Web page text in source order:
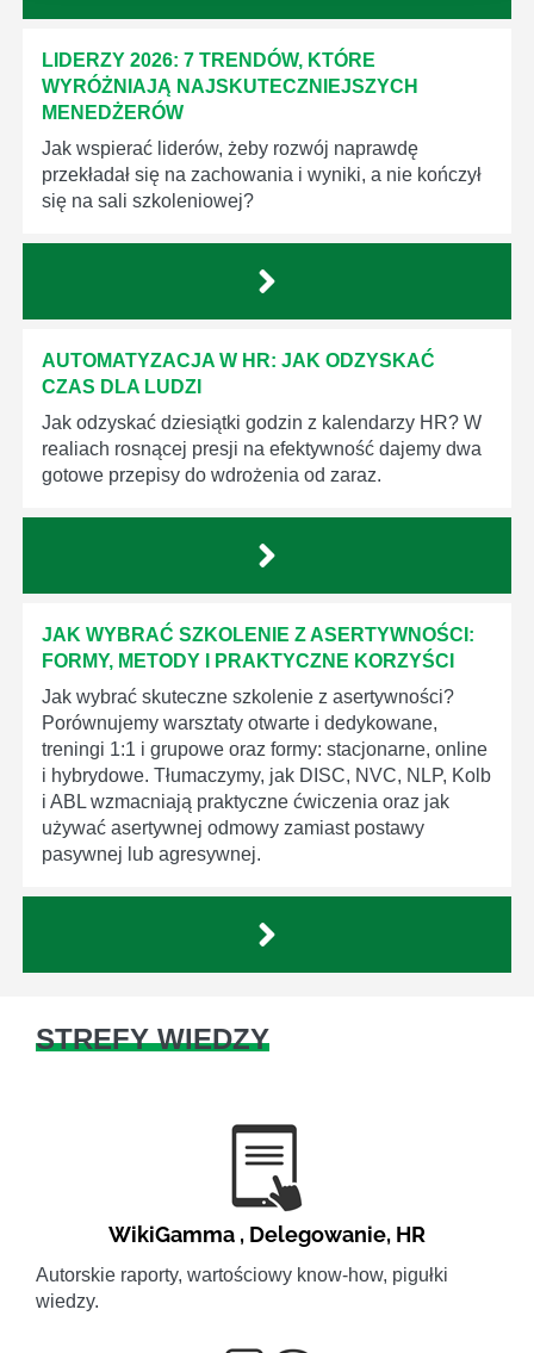
LIDERZY 2026: 7 TRENDÓW, KTÓRE
WYRÓŻNIAJĄ NAJSKUTECZNIEJSZYCH
MENEDŻERÓW
Jak wspierać liderów, żeby rozwój naprawdę
przekładał się na zachowania i wyniki, a nie kończył
się na sali szkoleniowej?
AUTOMATYZACJA W HR: JAK ODZYSKAĆ
CZAS DLA LUDZI
Jak odzyskać dziesiątki godzin z kalendarzy HR? W
realiach rosnącej presji na efektywność dajemy dwa
gotowe przepisy do wdrożenia od zaraz.
JAK WYBRAĆ SZKOLENIE Z ASERTYWNOŚCI:
FORMY, METODY I PRAKTYCZNE KORZYŚCI
Jak wybrać skuteczne szkolenie z asertywności?
Porównujemy warsztaty otwarte i dedykowane,
treningi 1:1 i grupowe oraz formy: stacjonarne, online
i hybrydowe. Tłumaczymy, jak DISC, NVC, NLP, Kolb
i ABL wzmacniają praktyczne ćwiczenia oraz jak
używać asertywnej odmowy zamiast postawy
pasywnej lub agresywnej.
STREFY WIEDZY
WikiGamma , Delegowanie, HR
Autorskie raporty, wartościowy know-how, pigułki
wiedzy.